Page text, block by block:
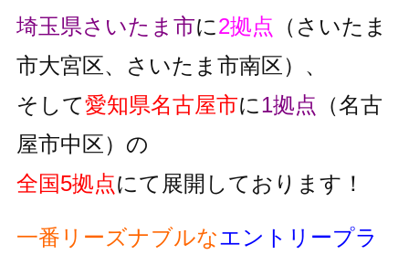
埼玉県さいたま市に2拠点 （さいたま
市大宮区、さいたま市南区）、
そして愛知県名古屋市に1拠点 （名古
屋市中区）の
全国5拠点にて展開しております！
一番リーズナブルなエントリープラ